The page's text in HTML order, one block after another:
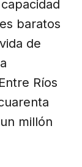
baratos
de
Ríos
millón